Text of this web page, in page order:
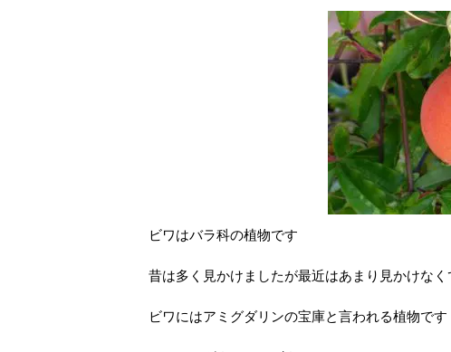
ビワはバラ科の植物です
昔は多く見かけましたが最近はあまり見かけなく
ビワにはアミグダリンの宝庫と言われる植物です